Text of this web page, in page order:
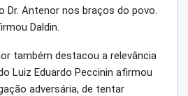
Dr. Antenor nos braços do povo.
Daldin.
também destacou a relevância
Luiz Eduardo Peccinin afirmou
adversária, de tentar